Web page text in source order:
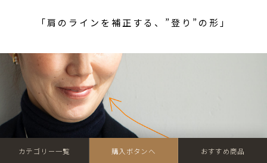
「肩のラインを補正する、”登り”の形」
カテゴリー一覧 購入ボタンへ おすすめ商品